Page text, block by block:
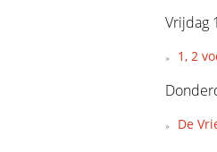
Vrijdag
1, 2
De